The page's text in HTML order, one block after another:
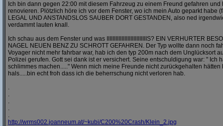
Ich bin dann gegen 22:00 mit diesem Fahrzeug zu einem Freund gefahren
renovieren. Plötzlich höre ich vor dem Fenster, wo ich mein Auto geparkt habe
LEGAL UND ANSTANDSLOS SAUBER DORT GESTANDEN, also ned
verdammt lauten knall.
Ich schau aus dem Fenster und was IIIIIIIIIIIIIIIIIIIIIIIIIIIS? EIN VERHURTER
NAGEL NEUEN BENZ ZU SCHROTT GEFAHREN. Der Typ wollte dann noch
Voyager nicht mehr fahrbar war, hab ich den typ 200m nach dem Unglücksort
Polizei gerufen. Gott sei dank ist er versichert. Seine entschuldigung war: " Ich
schlimmes machen....." Wenn mich meine Freunde nicht zurückgehalten
hals.....bin echt froh dass ich die beherrschung nicht verloren hab.
.
.
.
.
.
http://wrms002.joanneum.at/~kubi/C200%20Crash/Klein_2.jpg